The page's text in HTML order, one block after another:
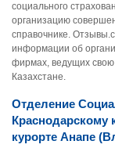
социального
организацию
справочнике.
информации об
фирмах, ведущих свою
Казахстане.
Отделение
Краснодарскому
курорте Анапе